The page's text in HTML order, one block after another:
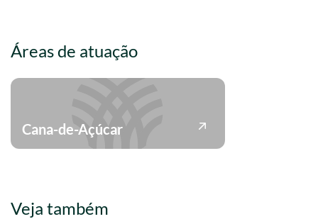
Áreas de atuação
Cana-de-Açúcar
Veja também